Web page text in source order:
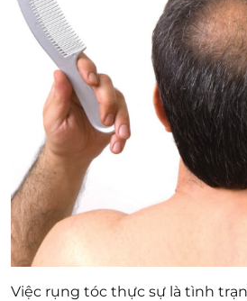
Việc rụng tóc thực sự là tình